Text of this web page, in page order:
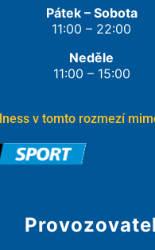
Pátek – Sobota
11:00 – 22:00
Neděle
11:00 – 15:00
v tomto rozmezí
Provozovatel